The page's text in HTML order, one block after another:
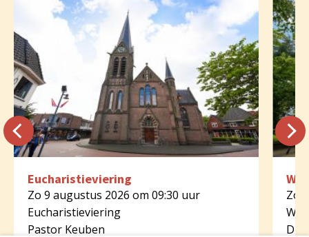
Eucharistieviering
Zo 9 augustus 2026 om 09:30 uur
Eucharistieviering
Pastor Keuben
Zo